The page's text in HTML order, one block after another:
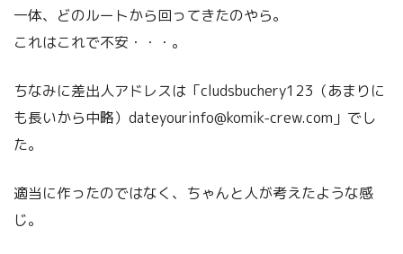
一体、どのルートから回ってきたのやら。
これはこれで不安・・・。
ちなみに差出人アドレスは「cludsbuchery123（あまりに
も長いから中略）dateyourinfo@komik-crew.com」でし
た。
適当に作ったのではなく、ちゃんと人が考えたような感
じ。